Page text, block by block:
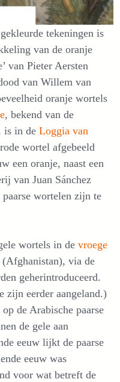
tekeningen is
van de oranje
van Pieter Aersten
van Willem van
oranje wortels
, bekend van de
is in de Loggia van
wortel afgebeeld
een oranje, naast een
van Juan Sánchez
wortelen zijn te
wortels in de vroege
via de
geherintroduceerd.
zijn eerder aangeland.)
de Arabische paarse
de gele aan
eeuw lijkt de paarse
eeuw was
voor wat betreft de